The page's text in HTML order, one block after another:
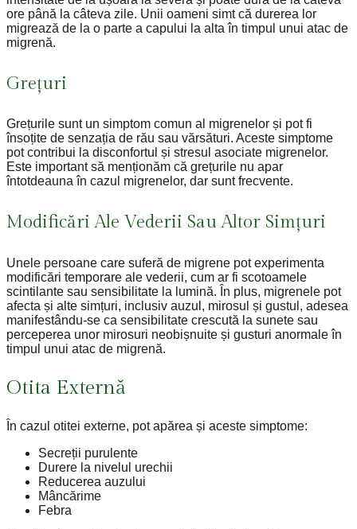
ore până la câteva zile. Unii oameni simt că durerea lor
migrează de la o parte a capului la alta în timpul unui atac de
migrenă.
Grețuri
Grețurile sunt un simptom comun al migrenelor și pot fi
însoțite de senzația de rău sau vărsături. Aceste simptome
pot contribui la disconfortul și stresul asociate migrenelor.
Este important să menționăm că grețurile nu apar
întotdeauna în cazul migrenelor, dar sunt frecvente.
Modificări Ale Vederii Sau Altor Simțuri
Unele persoane care suferă de migrene pot experimenta
modificări temporare ale vederii, cum ar fi scotoamele
scintilante sau sensibilitate la lumină. În plus, migrenele pot
afecta și alte simțuri, inclusiv auzul, mirosul și gustul, adesea
manifestându-se ca sensibilitate crescută la sunete sau
perceperea unor mirosuri neobișnuite și gusturi anormale în
timpul unui atac de migrenă.
Otita Externă
În cazul otitei externe, pot apărea și aceste simptome:
Secreții purulente
Durere la nivelul urechii
Reducerea auzului
Mâncărime
Febra